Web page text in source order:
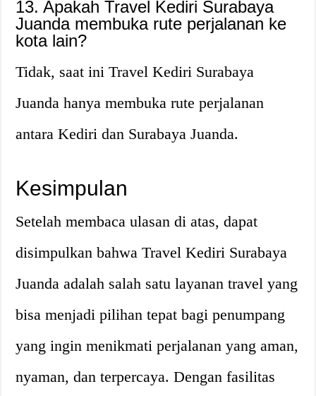
13. Apakah Travel Kediri Surabaya
Juanda membuka rute perjalanan ke
kota lain?
Tidak, saat ini Travel Kediri Surabaya
Juanda hanya membuka rute perjalanan
antara Kediri dan Surabaya Juanda.
Kesimpulan
Setelah membaca ulasan di atas, dapat
disimpulkan bahwa Travel Kediri Surabaya
Juanda adalah salah satu layanan travel yang
bisa menjadi pilihan tepat bagi penumpang
yang ingin menikmati perjalanan yang aman,
nyaman, dan terpercaya. Dengan fasilitas